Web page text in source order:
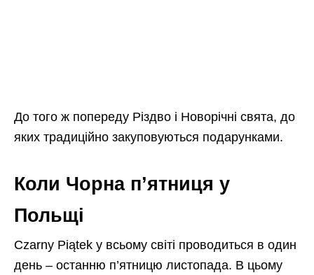
До того ж попереду Різдво і Новорічні свята, до
яких традиційно закуповуються подарунками.
Коли Чорна п’ятниця у
Польщі
Czarny Piątek у всьому світі проводиться в один
день – останню п’ятницю листопада. В цьому